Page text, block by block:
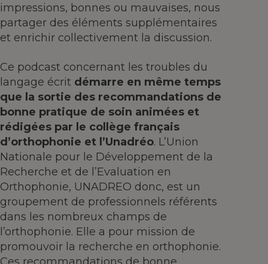
impressions, bonnes ou mauvaises, nous
partager des éléments supplémentaires
et enrichir collectivement la discussion.
Ce podcast concernant les troubles du
langage écrit démarre en même temps
que la sortie des recommandations de
bonne pratique de soin animées et
rédigées par le collège français
d’orthophonie et l’Unadréo. L’Union
Nationale pour le Développement de la
Recherche et de l’Evaluation en
Orthophonie, UNADREO donc, est un
groupement de professionnels référents
dans les nombreux champs de
l’orthophonie. Elle a pour mission de
promouvoir la recherche en orthophonie.